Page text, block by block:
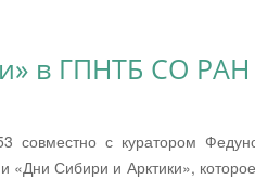
в ГПНТБ СО РАН
совместно с куратором
«Дни Сибири и Арктики»,